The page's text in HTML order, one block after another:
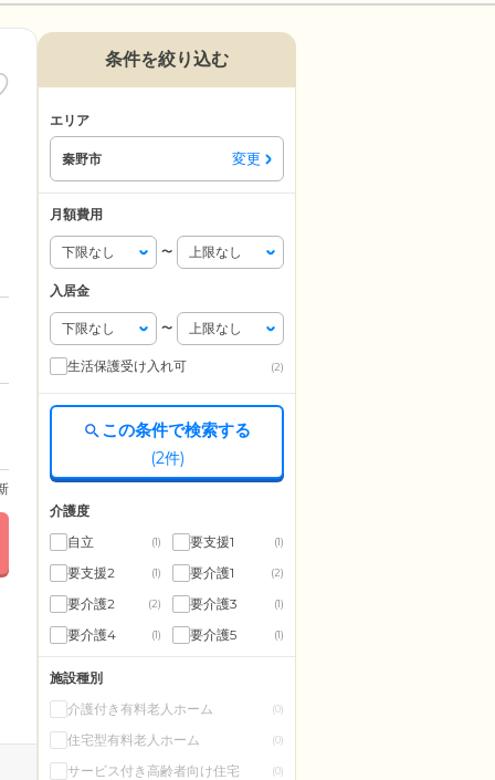
条件を絞り込む
エリア
秦野市 変更
月額費用
〜
入居金
〜
生活保護受け入れ可 (2)
この条件で検索する
(2件)
介護度
自立
(1) 要支援1 (1)
要支援2 (1) 要介護1 (2)
要介護2 (2) 要介護3 (1)
要介護4 (1) 要介護5 (1)
施設種別
介護付き有料老人ホーム
(0)
住宅型有料老人ホーム (0)
サービス付き高齢者向け住宅 (0)